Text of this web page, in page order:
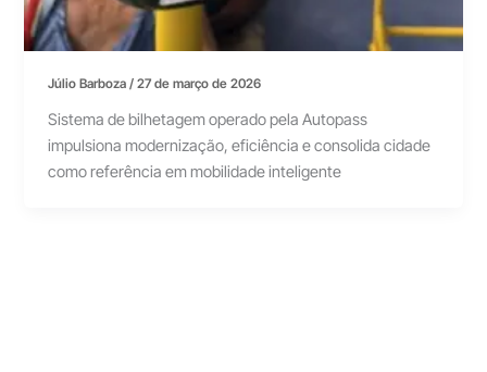
Júlio Barboza/27 de março de 2026
Sistema de bilhetagem operado pela Autopass
impulsiona modernização, eficiência e consolida cidade
como referência em mobilidade inteligente